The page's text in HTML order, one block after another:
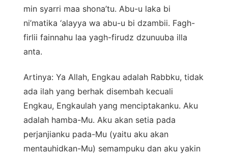
min syarri maa shona’tu. Abu-u laka bi
ni’matika ‘alayya wa abu-u bi dzambii. Fagh-
firlii fainnahu laa yagh-firudz dzunuuba illa
anta.
Artinya: Ya Allah, Engkau adalah Rabbku, tidak
ada ilah yang berhak disembah kecuali
Engkau, Engkaulah yang menciptakanku. Aku
adalah hamba-Mu. Aku akan setia pada
perjanjianku pada-Mu (yaitu aku akan
mentauhidkan-Mu) semampuku dan aku yakin